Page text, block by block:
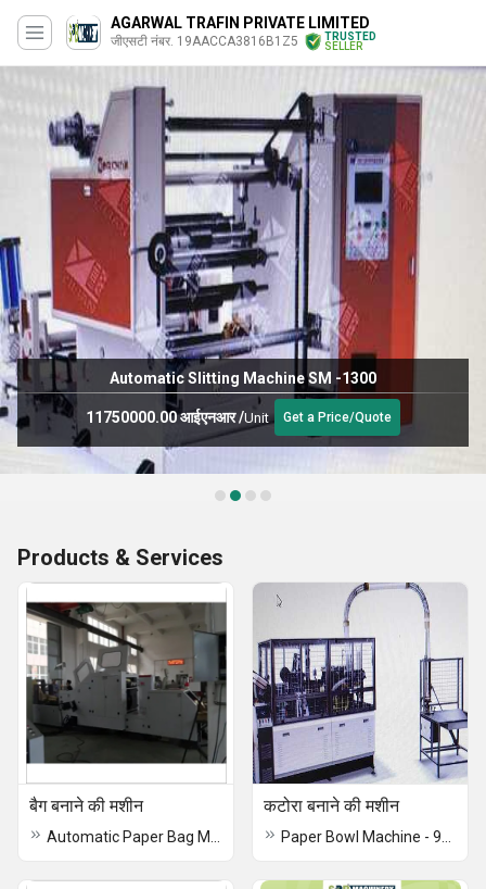
AGARWAL TRAFIN PRIVATE LIMITED
जीएसटी नंबर. 19AACCA3816B1Z5
TRUSTED
SELLER
Automatic Slitting Machine SM -1300
11750000.00 आईएनआर/Unit Get a Price/Quote
Products & Services
बैग बनाने की मशीन कटोरा बनाने की मशीन